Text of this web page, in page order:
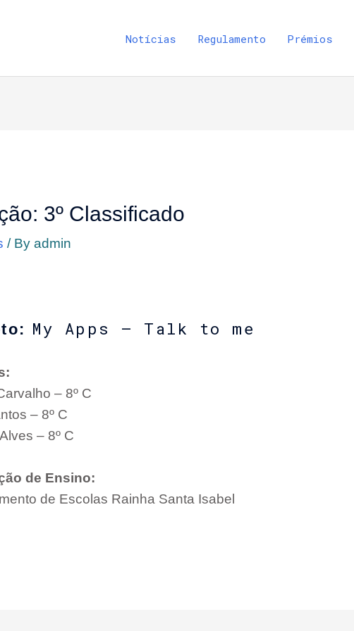
Notícias Regulamento Prémios
3º Classificado
/ By admin
My Apps – Talk to me
– 8º C
– 8º C
– 8º C
de Ensino:
de Escolas Rainha Santa Isabel